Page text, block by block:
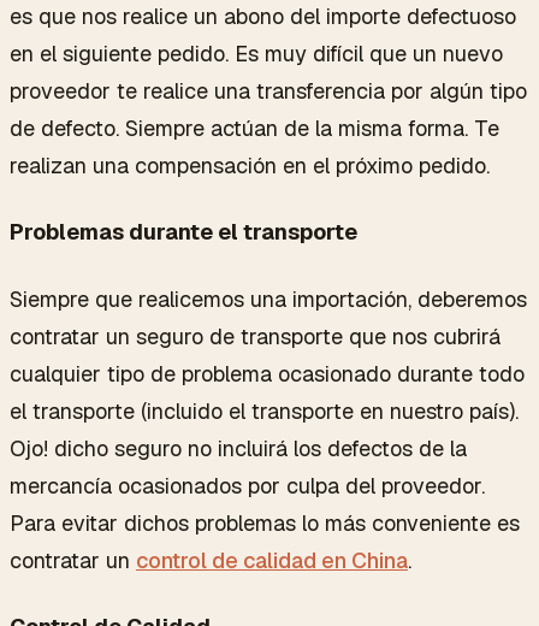
es que nos realice un abono del importe defectuoso
en el siguiente pedido. Es muy difícil que un nuevo
proveedor te realice una transferencia por algún tipo
de defecto. Siempre actúan de la misma forma. Te
realizan una compensación en el próximo pedido.
Problemas durante el transporte
Siempre que realicemos una importación, deberemos
contratar un seguro de transporte que nos cubrirá
cualquier tipo de problema ocasionado durante todo
el transporte (incluido el transporte en nuestro país).
Ojo! dicho seguro no incluirá los defectos de la
mercancía ocasionados por culpa del proveedor.
Para evitar dichos problemas lo más conveniente es
contratar un control de calidad en China.